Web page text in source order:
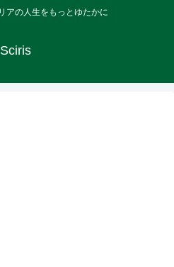
アの人生をもっとゆたかに
Sciris